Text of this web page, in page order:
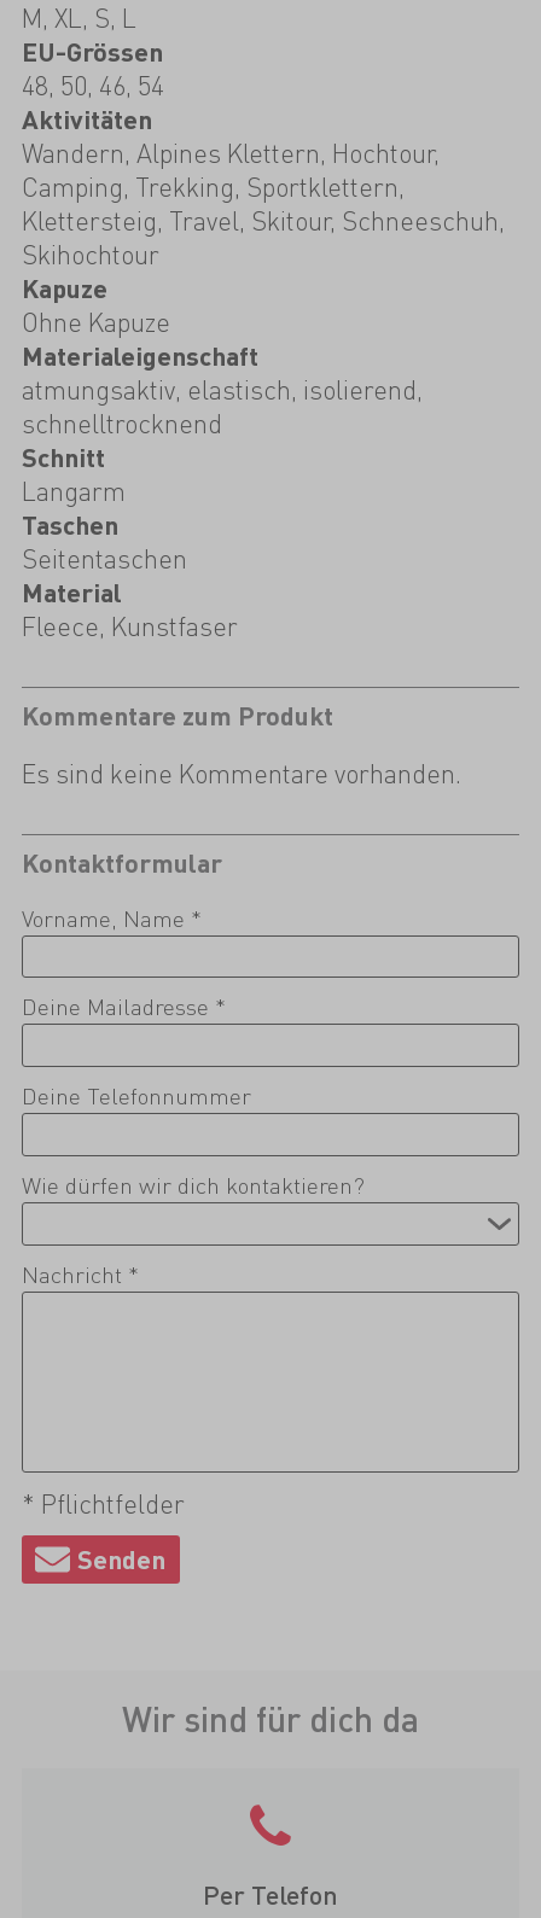
M, XL, S, L
EU-Grössen
48, 50, 46, 54
Aktivitäten
Wandern, Alpines Klettern, Hochtour,
Camping, Trekking, Sportklettern,
Klettersteig, Travel, Skitour, Schneeschuh,
Skihochtour
Kapuze
Ohne Kapuze
Materialeigenschaft
atmungsaktiv, elastisch, isolierend,
schnelltrocknend
Schnitt
Langarm
Taschen
Seitentaschen
Material
Fleece, Kunstfaser
Kommentare zum Produkt
Es sind keine Kommentare vorhanden.
Kontaktformular
Vorname, Name *
Deine Mailadresse *
Deine Telefonnummer
Wie dürfen wir dich kontaktieren?
Nachricht *
* Pflichtfelder
Wir sind für dich da
Per Telefon